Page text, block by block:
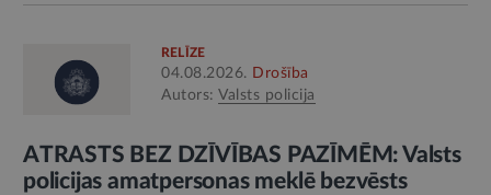
RELĪZE
04.08.2026. Drošība
Autors: Valsts policija
ATRASTS BEZ DZĪVĪBAS PAZĪMĒM: Valsts
policijas amatpersonas meklē bezvēsts